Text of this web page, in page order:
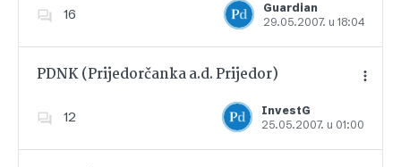
16
Guardian
29.05.2007. u 18:04
Dodajte u favorite
PDNK (Prijedorčanka a.d. Prijedor)
12
InvestG
25.05.2007. u 01:00
Dodajte u favorite